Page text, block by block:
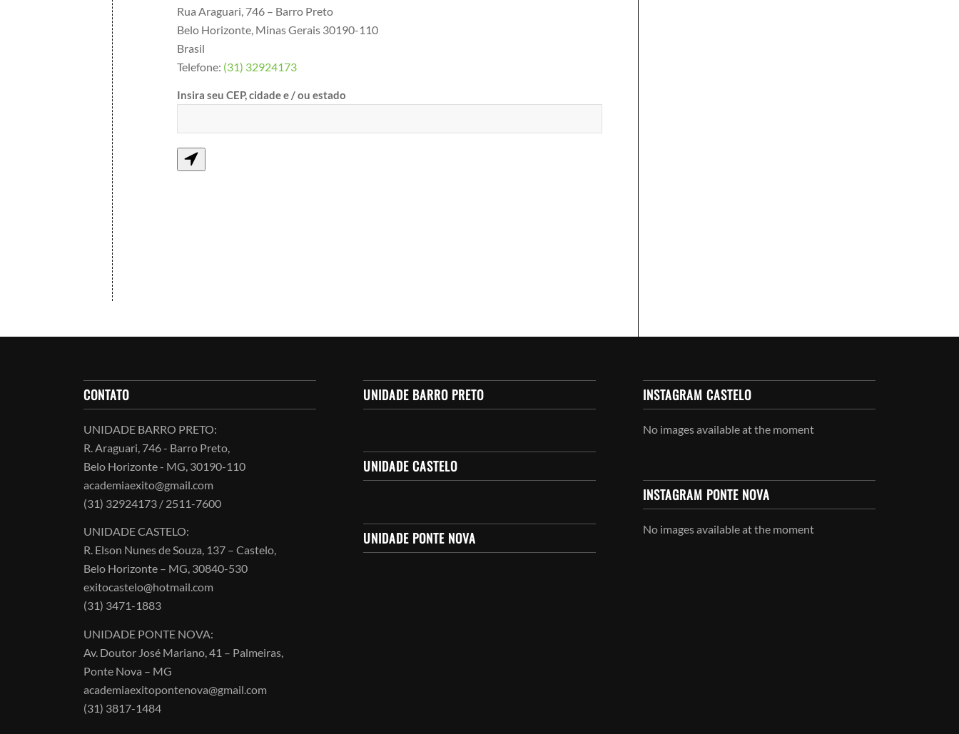
Rua Araguari, 746 – Barro Preto
Belo Horizonte Minas Gerais 30190-110
Brasil
Telefone: (31) 32924173
Insira seu CEP, cidade e / ou estado
CONTATO
UNIDADE BARRO PRETO:
R. Araguari, 746 - Barro Preto,
Belo Horizonte - MG, 30190-110
academiaexito@gmail.com
(31) 32924173 / 2511-7600
UNIDADE CASTELO:
R. Elson Nunes de Souza, 137 – Castelo,
Belo Horizonte – MG, 30840-530
exitocastelo@hotmail.com
(31) 3471-1883
UNIDADE PONTE NOVA:
Av. Doutor José Mariano, 41 – Palmeiras,
Ponte Nova – MG
academiaexitopontenova@gmail.com
(31) 3817-1484
UNIDADE BARRO PRETO
UNIDADE CASTELO
UNIDADE PONTE NOVA
INSTAGRAM CASTELO
No images available at the moment
INSTAGRAM PONTE NOVA
No images available at the moment